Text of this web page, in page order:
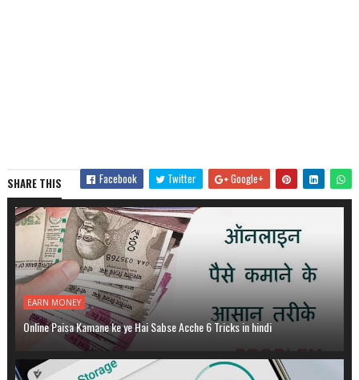
SHARE THIS Facebook Twitter Google+
EARN MONEY
Online Paisa Kamane ke ye Hai Sabse Acche 6 Tricks in hindi